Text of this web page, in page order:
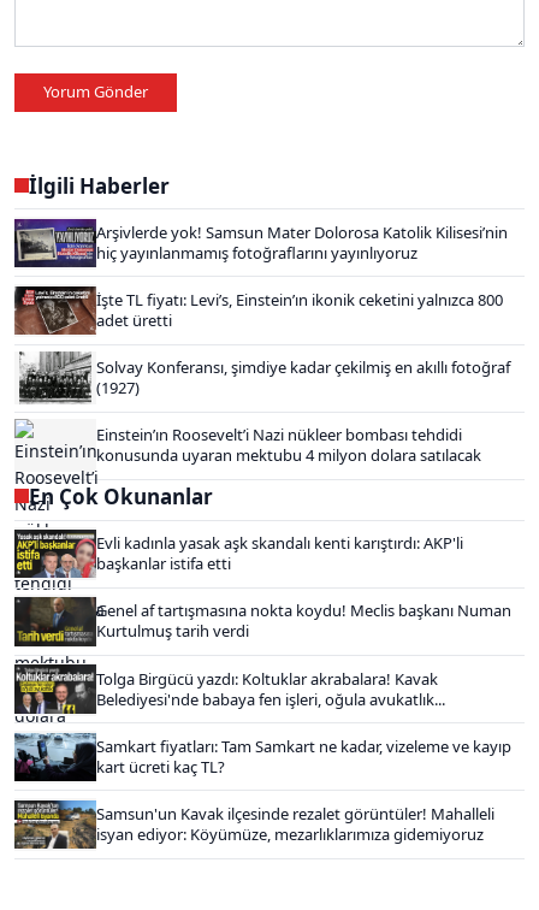
Yorum Gönder
İlgili Haberler
Arşivlerde yok! Samsun Mater Dolorosa Katolik Kilisesi’nin
hiç yayınlanmamış fotoğraflarını yayınlıyoruz
İşte TL fiyatı: Levi’s, Einstein’ın ikonik ceketini yalnızca 800
adet üretti
Solvay Konferansı, şimdiye kadar çekilmiş en akıllı fotoğraf
(1927)
Einstein’ın Roosevelt’i Nazi nükleer bombası tehdidi
konusunda uyaran mektubu 4 milyon dolara satılacak
En Çok Okunanlar
Evli kadınla yasak aşk skandalı kenti karıştırdı: AKP'li
başkanlar istifa etti
Genel af tartışmasına nokta koydu! Meclis başkanı Numan
Kurtulmuş tarih verdi
Tolga Birgücü yazdı: Koltuklar akrabalara! Kavak
Belediyesi'nde babaya fen işleri, oğula avukatlık...
Samkart fiyatları: Tam Samkart ne kadar, vizeleme ve kayıp
kart ücreti kaç TL?
Samsun'un Kavak ilçesinde rezalet görüntüler! Mahalleli
isyan ediyor: Köyümüze, mezarlıklarımıza gidemiyoruz